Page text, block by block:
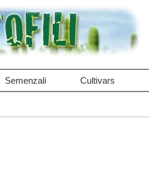
Semenzali Cultivars